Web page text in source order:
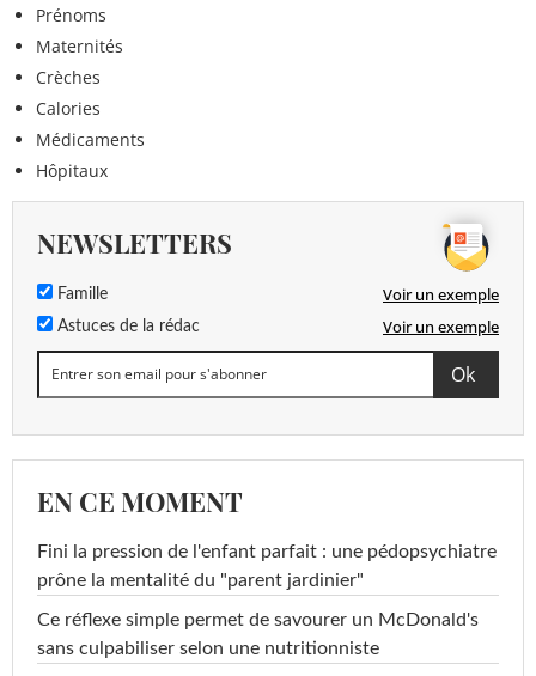
Prénoms
Maternités
Crèches
Calories
Médicaments
Hôpitaux
NEWSLETTERS
Famille Voir un exemple
Astuces de la rédac Voir un exemple
EN CE MOMENT
Fini la pression de l'enfant parfait : une pédopsychiatre
prône la mentalité du "parent jardinier"
Ce réflexe simple permet de savourer un McDonald's
sans culpabiliser selon une nutritionniste